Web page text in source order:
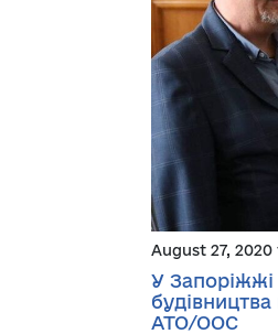
August 27, 2020
У Запоріжжі
АТО/ООС